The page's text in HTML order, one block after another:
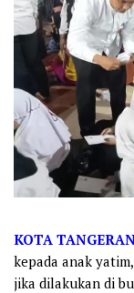
KOTA
kepada anak
jika dilakukan di